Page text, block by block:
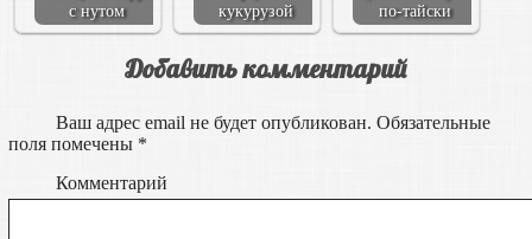
с нутом
кукурузой
по-тайски
Добавить комментарий
Ваш адрес email не будет опубликован. Обязательные
поля помечены *
Комментарий